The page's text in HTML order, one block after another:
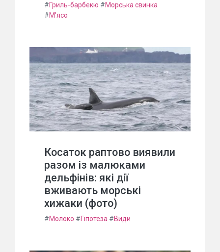
#Гриль-барбекю #Морська свинка
#М'ясо
Косаток раптово виявили
разом із малюками
дельфінів: які дії
вживають морські
хижаки (фото)
#Молоко #Гіпотеза #Види